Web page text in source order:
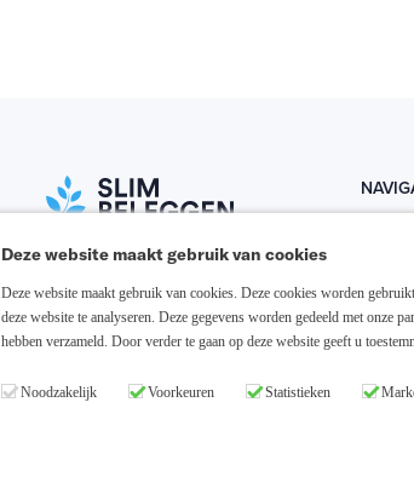
Deze website maakt gebruik van cookies
Deze website maakt gebruik van cookies. Deze cookies worden
deze website te analyseren. Deze gegevens worden gedeeld met onze
hebben verzameld. Door verder te gaan op deze website geeft u
Noodzakelijk Voorkeuren Statistieken